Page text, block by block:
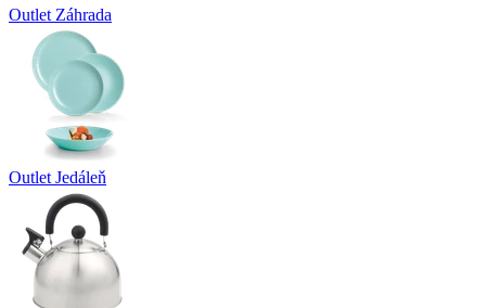
Outlet Záhrada
Outlet Jedáleň